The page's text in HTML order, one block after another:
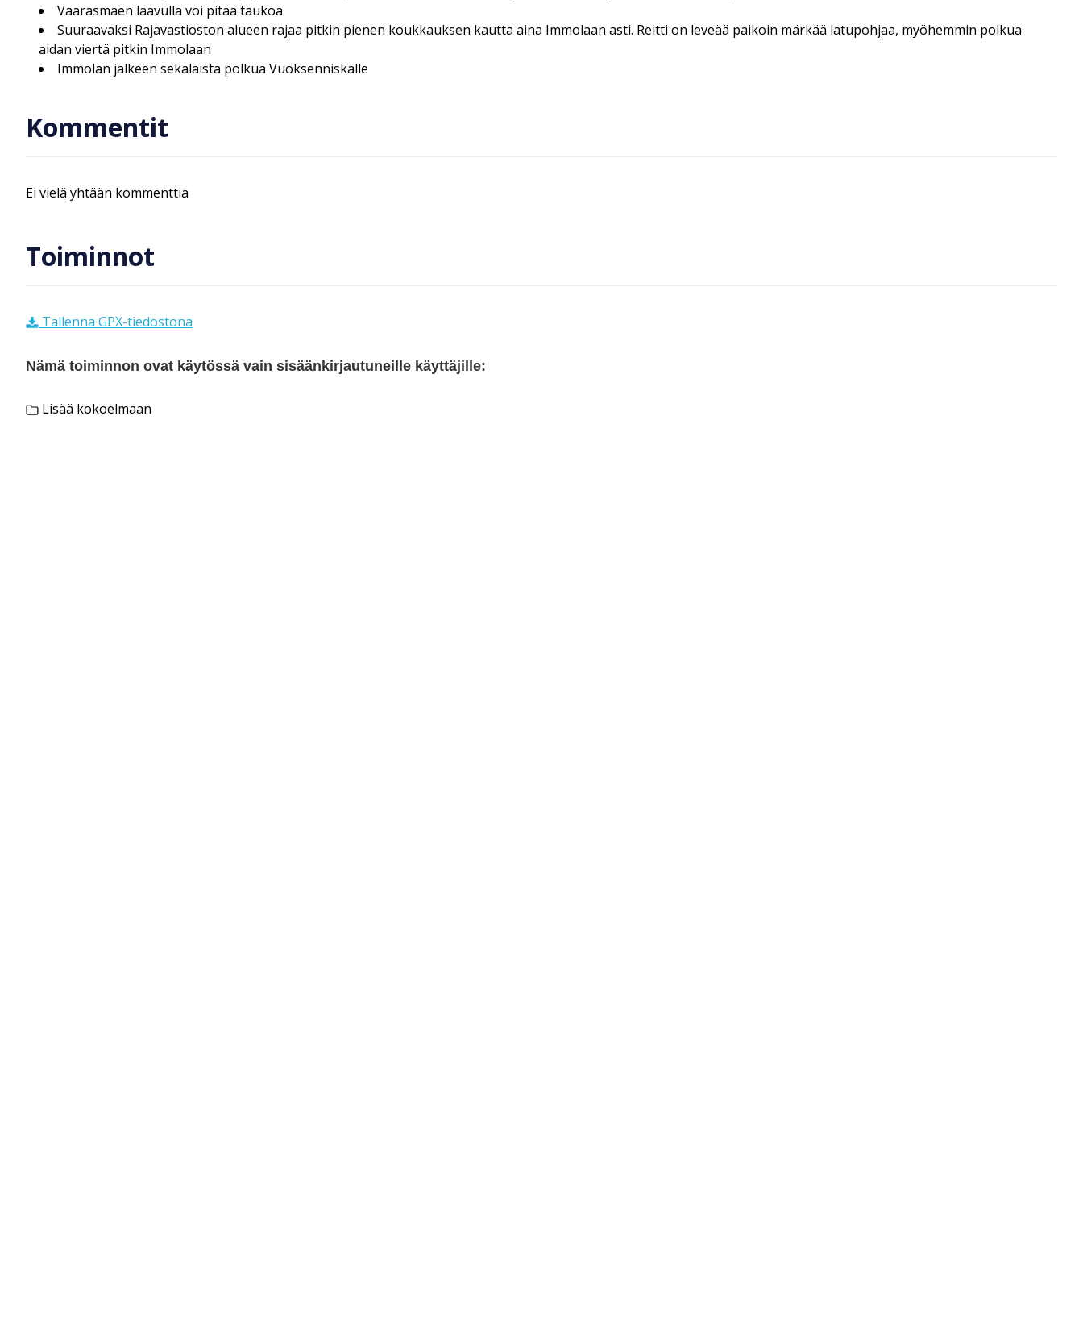
Vaarasmäen laavulla voi pitää taukoa
Suuraavaksi Rajavastioston alueen rajaa pitkin pienen koukkauksen kautta aina Immolaan asti. Reitti on leveää paikoin märkää latupohjaa, myöhemmin polkua
aidan viertä pitkin Immolaan
Immolan jälkeen sekalaista polkua Vuoksenniskalle
Kommentit
Ei vielä yhtään kommenttia
Toiminnot
Tallenna GPX-tiedostona
Nämä toiminnon ovat käytössä vain sisäänkirjautuneille käyttäjille:
Lisää kokoelmaan